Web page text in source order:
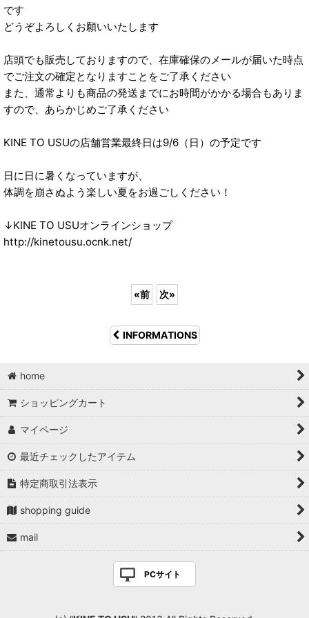
です
どうぞよろしくお願いいたします
店頭でも販売しておりますので、在庫確保のメールが届いた時点
でご注文の確定となりますことをご了承ください
また、通常よりも商品の発送までにお時間がかかる場合もありま
すので、あらかじめご了承ください
KINE TO USUの店舗営業最終日は9/6（日）の予定です
日に日に暑くなっていますが、
体調を崩さぬよう楽しい夏をお過ごしください！
↓KINE TO USUオンラインショップ
http://kinetousu.ocnk.net/
«前 次»
INFORMATIONS
home
ショッピングカート
マイページ
最近チェックしたアイテム
特定商取引法表示
shopping guide
mail
PCサイト